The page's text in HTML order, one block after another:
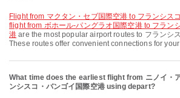
flight from マクタン・セブ国際空港 to フランシス
flight from ボホール-パングラオ国際空港 to フラン
港 are the most popular airport routes to フランシ
These routes offer convenient connections for
What time does the earliest flight from ニノイ・
ンシスコ・バンゴイ国際空港 using depart?